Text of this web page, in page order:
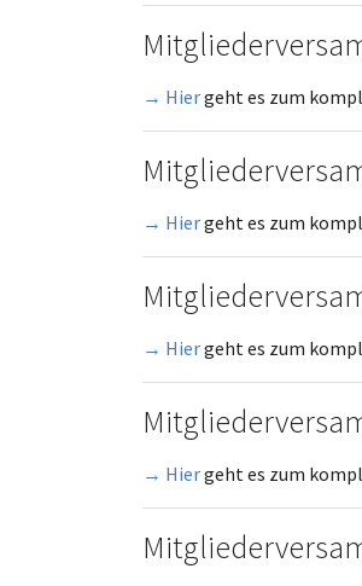
→ Hiergeht es zum
→ Hiergeht es zum
→ Hiergeht es zum
→ Hiergeht es zum